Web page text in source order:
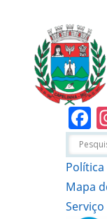
Mapa